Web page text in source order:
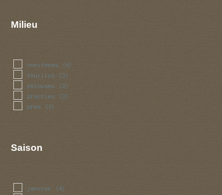
Milieu
coniferes (6)
feuillus (3)
pelouses (2)
prairies (3)
pres (3)
Saison
janvier (4)